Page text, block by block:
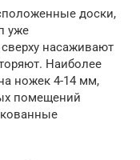
доски,
уже
насаживают
Наиболее
ножек 4-14 мм,
помещений